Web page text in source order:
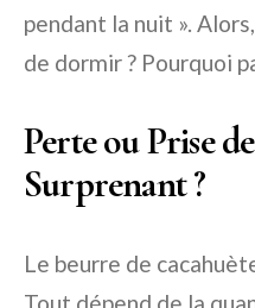
pendant la nuit ».
de dormir ? Pourquoi
Perte ou Prise
Surprenant ?
Le beurre de